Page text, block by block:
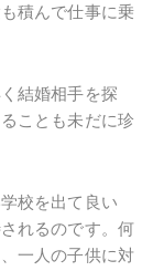
積んで仕事に乗
結婚相手を探
ことも未だに珍
校を出て良い
れるのです。何
一人の子供に対